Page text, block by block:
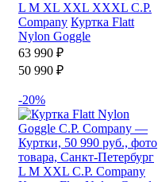
L M XL XXL XXXL C.P.
Company Куртка Flatt
Nylon Goggle
63 990 ₽
50 990 ₽
-20%
L M XXL C.P. Company